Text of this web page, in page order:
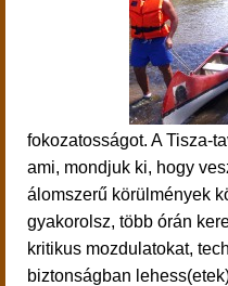
fokozatosságot. A Tisza-
ami, mondjuk ki, hogy
álomszerű körülmények
gyakorolsz, több órán
kritikus mozdulatokat,
biztonságban